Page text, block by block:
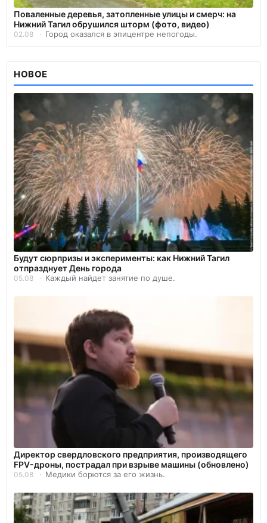
Поваленные деревья, затопленные улицы и смерч: на
Нижний Тагил обрушился шторм (фото, видео)
02.08 Город оказался в эпицентре непогоды.
НОВОЕ
Будут сюрпризы и эксперименты: как Нижний Тагил
отпразднует День города
05.08 Каждый найдет занятие по душе.
Директор свердловского предприятия, производящего
FPV-дроны, пострадал при взрыве машины (обновлено)
05.08 Медики борются за его жизнь.